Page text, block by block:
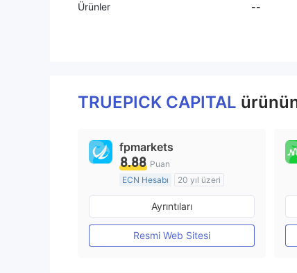
Ürünler
--
TRUEPICK CAPITAL
fpmarkets
8.88 Puan
ECN Hesabı
20 yıl üzeri
Düzenleyici Ülke/Bölge: Avustralya
Pazar Yapıcılık (MM)
MT4 Tam Lisans
Ayrıntıları
Resmi Web Sitesi